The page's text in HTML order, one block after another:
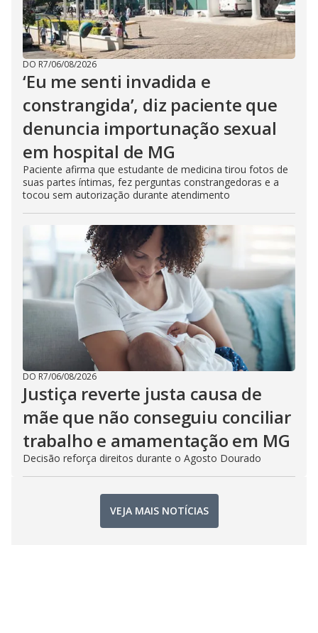
DO R7/06/08/2026
‘Eu me senti invadida e
constrangida’, diz paciente que
denuncia importunação sexual
em hospital de MG
Paciente afirma que estudante de medicina tirou fotos de
suas partes íntimas, fez perguntas constrangedoras e a
tocou sem autorização durante atendimento
DO R7/06/08/2026
Justiça reverte justa causa de
mãe que não conseguiu conciliar
trabalho e amamentação em MG
Decisão reforça direitos durante o Agosto Dourado
VEJA MAIS NOTÍCIAS